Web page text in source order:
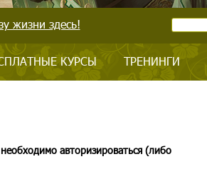
жизни здесь!
КУРСЫ ТРЕНИНГИ
авторизироваться (либо